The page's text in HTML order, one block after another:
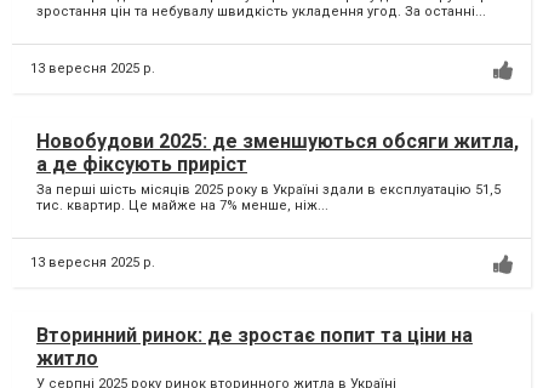
зростання цін та небувалу швидкість укладення угод. За останні...
13 вересня 2025 р.
Новобудови 2025: де зменшуються обсяги житла,
а де фіксують приріст
За перші шість місяців 2025 року в Україні здали в експлуатацію 51,5
тис. квартир. Це майже на 7% менше, ніж...
13 вересня 2025 р.
Вторинний ринок: де зростає попит та ціни на
житло
У серпні 2025 року ринок вторинного житла в Україні